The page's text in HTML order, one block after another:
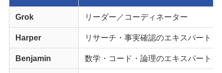
Grok リーダー／コーディネーター
Harper リサーチ・事実確認のエキスパート
Benjamin 数学・コード・論理のエキスパート